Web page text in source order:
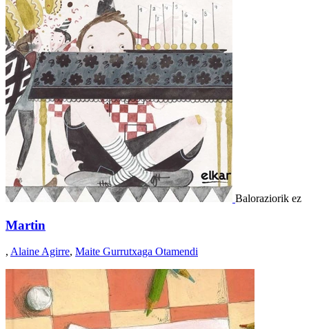
Baloraziorik ez
Martin
, Alaine Agirre, Maite Gurrutxaga Otamendi